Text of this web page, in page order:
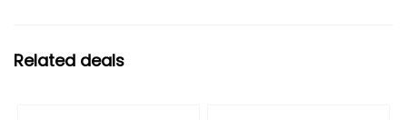
Related deals